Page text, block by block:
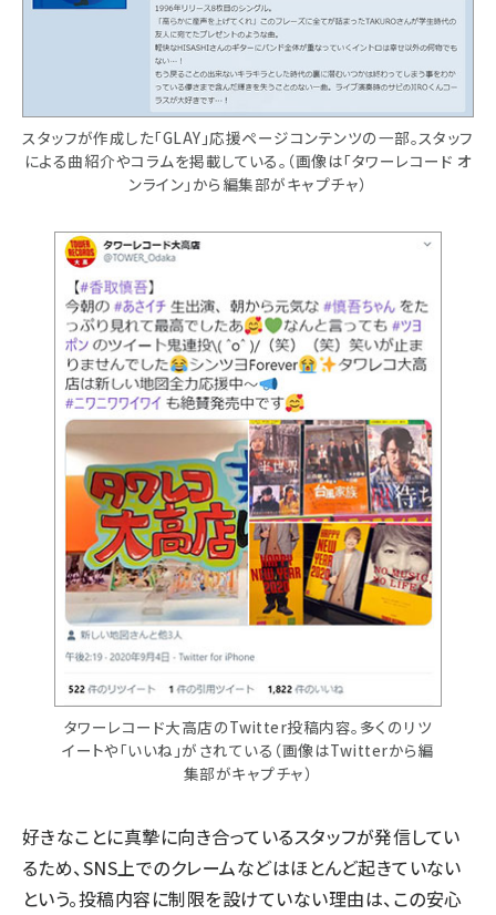
スタッフが作成した「GLAY」応援ページコンテンツの一部。スタッフ
による曲紹介やコラムを掲載している。（画像は「タワーレコード オ
ンライン」から編集部がキャプチャ）
タワーレコード大高店のTwitter投稿内容。多くのリツ
イートや「いいね」がされている（画像はTwitterから編
集部がキャプチャ）
好きなことに真摯に向き合っているスタッフが発信してい
るため、SNS上でのクレームなどはほとんど起きていない
という。投稿内容に制限を設けていない理由は、この安心